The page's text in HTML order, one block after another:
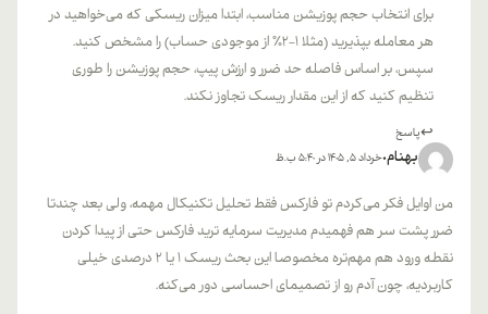
برای انتخاب حجم پوزیشن مناسب، ابتدا میزان ریسکی که می‌خواهید در
هر معامله بپذیرید (مثلا ۱-۲% از موجودی حساب) را مشخص کنید.
سپس، بر اساس فاصله حد ضرر و ارزش پیپ، حجم پوزیشن را طوری
تنظیم کنید که از این مقدار ریسک تجاوز نکند.
پاسخ
بهنام خرداد 5, 1405 در 5:40 ب.ظ
من اوایل فکر می‌کردم تو فارکس فقط تحلیل تکنیکال مهمه، ولی بعد چندتا
ضرر پشت سر هم فهمیدم مدیریت سرمایه ترید فارکس حتی از پیدا کردن
نقطه ورود هم مهم‌تره مخصوصا این بحث ریسک ۱ یا ۲ درصدی خیلی
کاربردیه، چون آدم رو از تصمیمای احساسی دور می‌کنه.